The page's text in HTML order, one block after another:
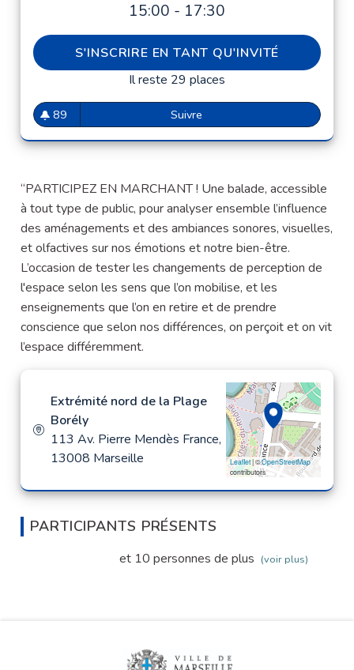
15:00 - 17:30
S'INSCRIRE EN TANT QU'INVITÉ
Il reste 29 places
89
89 abonnés
Suivre Balade tout public en
“PARTICIPEZ EN MARCHANT ! Une balade, accessible
à tout type de public, pour analyser ensemble l’influence
des aménagements et des ambiances sonores, visuelles,
et olfactives sur nos émotions et notre bien-être.
L’occasion de tester les changements de perception de
l'espace selon les sens que l’on mobilise, et les
enseignements que l’on en retire et de prendre
conscience que selon nos différences, on perçoit et on vit
l’espace différemment.
Extrémité nord de la Plage
Borély
113 Av. Pierre Mendès France,
13008 Marseille
Leaflet| ©OpenStreetMap
contributors
PARTICIPANTS PRÉSENTS
et 10 personnes de plus (voir plus)